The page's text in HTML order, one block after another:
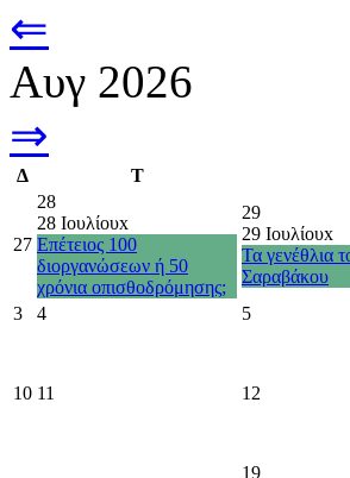
⇐
Αυγ 2026
⇒
Δ Τ
27
28
28 Ιουλίουx
Επέτειος 100
διοργανώσεων ή 50
χρόνια οπισθοδρόμησης;
29
29 Ιουλίουx
Τα γενέθλια
Σαραβάκου
3 4 5
10 11 12
19